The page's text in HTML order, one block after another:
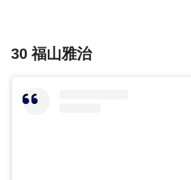
30 福山雅治